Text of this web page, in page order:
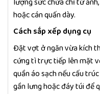
hoặc cán quấn dày.
Cách sắp xếp dụng cụ
Đặt vợt ở ngăn vừa kích
cứng tì trực tiếp lên mặt
quần áo sạch nếu cấu
gần lưng hoặc đáy túi để